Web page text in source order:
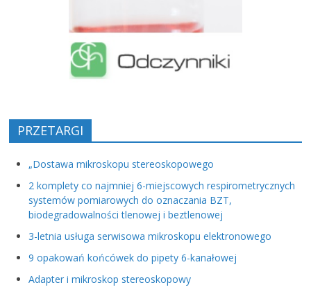
PRZETARGI
„Dostawa mikroskopu stereoskopowego
2 komplety co najmniej 6-miejscowych respirometrycznych
systemów pomiarowych do oznaczania BZT,
biodegradowalności tlenowej i beztlenowej
3-letnia usługa serwisowa mikroskopu elektronowego
9 opakowań końcówek do pipety 6-kanałowej
Adapter i mikroskop stereoskopowy